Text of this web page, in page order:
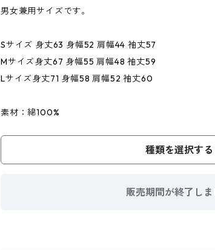
男女兼用サイズです。
Sサイズ 身丈63 身幅52 肩幅44 袖丈57
Mサイズ身丈67 身幅55 肩幅48 袖丈59
Lサイズ身丈71 身幅58 肩幅52 袖丈60
素材：綿100%
種類を選択する
販売期間が終了しま